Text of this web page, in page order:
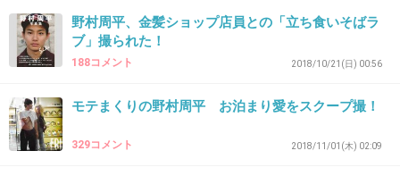
アナーキーっていったらこのバンドよ
+7 -0
野村周平、金髪ショップ店員との「立ち食いそばラ
ブ」撮られた！
188コメント 2018/10/21(日) 00:56
モテまくりの野村周平 お泊まり愛をスクープ撮！
329コメント 2018/11/01(木) 02:09